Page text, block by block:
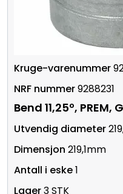
9288231
Bend 11,25º, PREM,
219,1mm
1
3 STK